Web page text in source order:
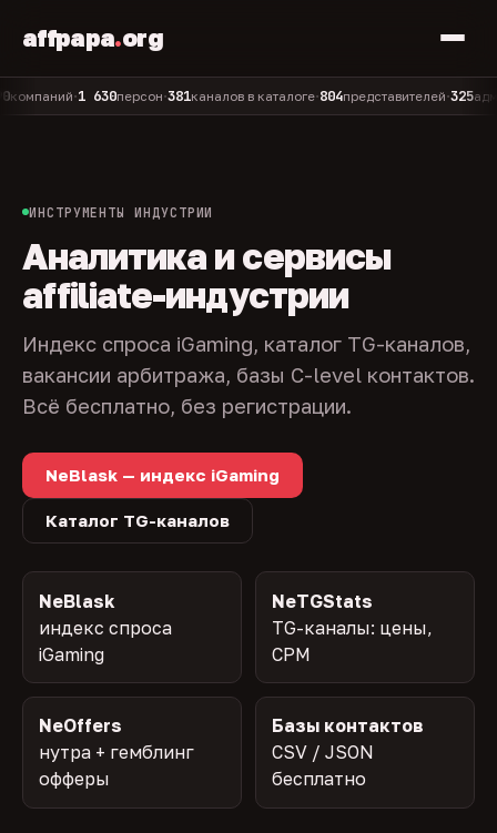
affpapa.org
•1 630персон•381каналов в каталоге•804представителей•325админов
ИНСТРУМЕНТЫ ИНДУСТРИИ
Аналитика и сервисы
affiliate-индустрии
Индекс спроса iGaming, каталог TG-каналов,
вакансии арбитража, базы C-level контактов.
Всё бесплатно, без регистрации.
NeBlask — индекс iGaming
Каталог TG-каналов
NeBlask
индекс спроса
iGaming
NeTGStats
TG-каналы: цены,
CPM
NeOffers
нутра + гемблинг
офферы
Базы контактов
CSV / JSON
бесплатно